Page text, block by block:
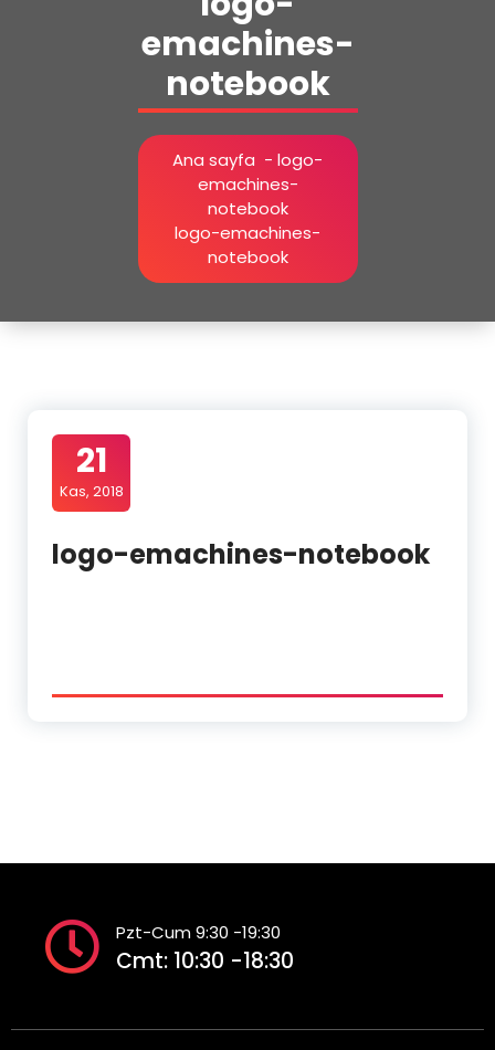
emachines-
notebook
Ana sayfa - logo-
emachines-
notebook
logo-emachines-
notebook
21
Kas, 2018
logo-emachines-notebook
Pzt-Cum 9:30 -19:30
Cmt: 10:30 -18:30